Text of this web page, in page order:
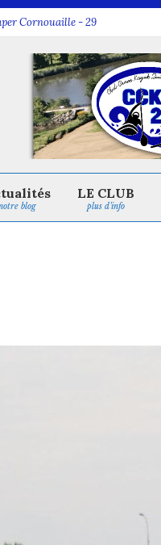
Cornouaille - 29
blog plus d’info
LE CLUB